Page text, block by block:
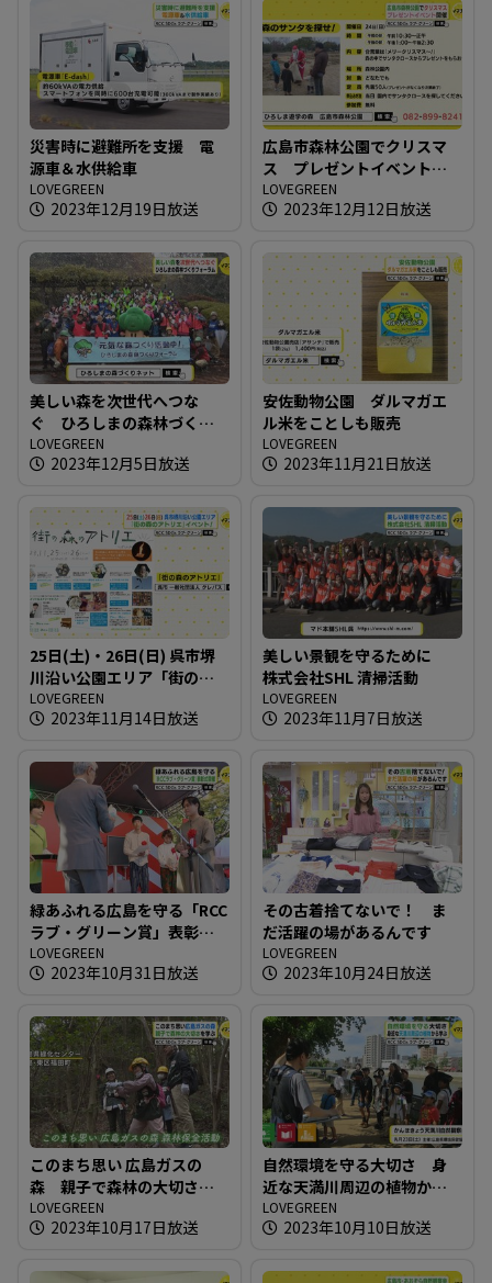
災害時に避難所を支援 電
源車＆水供給車
LOVEGREEN
2023年12月19日放送
広島市森林公園でクリスマ
ス プレゼントイベント開
催
LOVEGREEN
2023年12月12日放送
美しい森を次世代へつな
ぐ ひろしまの森林づくり
フォーラム
LOVEGREEN
2023年12月5日放送
安佐動物公園 ダルマガエ
ル米をことしも販売
LOVEGREEN
2023年11月21日放送
25日(土)・26日(日) 呉市堺
川沿い公園エリア「街の森
のアトリエ」イベント！
LOVEGREEN
2023年11月14日放送
美しい景観を守るために
株式会社SHL 清掃活動
LOVEGREEN
2023年11月7日放送
緑あふれる広島を守る「RCC
ラブ・グリーン賞」表彰式
開催
LOVEGREEN
2023年10月31日放送
その古着捨てないで！ ま
だ活躍の場があるんです
LOVEGREEN
2023年10月24日放送
このまち思い 広島ガスの
森 親子で森林の大切さを
学ぶ
LOVEGREEN
2023年10月17日放送
自然環境を守る大切さ 身
近な天満川周辺の植物から
学ぶ
LOVEGREEN
2023年10月10日放送